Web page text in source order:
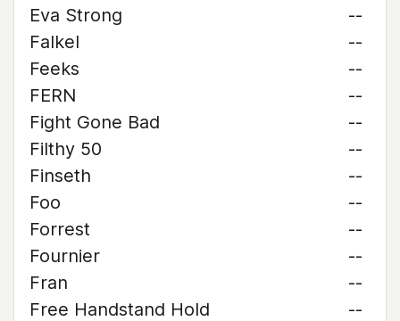
Eva Strong
--
Falkel
--
Feeks
--
FERN
--
Fight Gone Bad
--
Filthy 50
--
Finseth
--
Foo
--
Forrest
--
Fournier
--
Fran
--
Free Handstand Hold
--